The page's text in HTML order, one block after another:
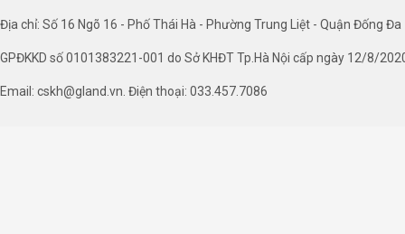
Địa chỉ: Số 16 Ngõ 16 - Phố Thái Hà - Phường Trung Liệt - Quận Đống Đa
GPĐKKD số 0101383221-001 do Sở KHĐT Tp.Hà Nội cấp ngày 12/8/
Email: cskh@gland.vn. Điện thoại: 033.457.7086